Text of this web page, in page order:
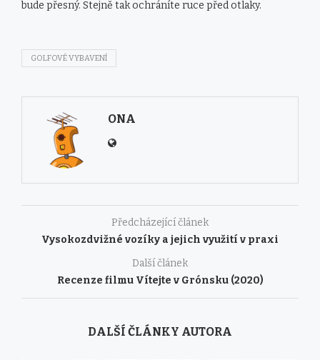
bude přesný. Stejně tak ochráníte ruce před otlaky.
GOLFOVÉ VYBAVENÍ
ONA
Předcházející článek
Vysokozdvižné vozíky a jejich využití v praxi
Další článek
Recenze filmu Vítejte v Grónsku (2020)
DALŠÍ ČLÁNKY AUTORA